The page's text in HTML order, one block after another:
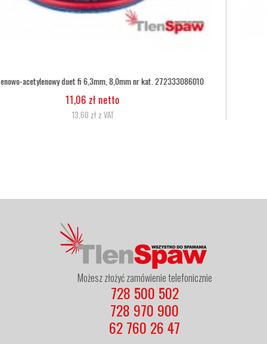
Wąż tlenowy fi 6,3
5,07 zł netto
6,24 zł z VAT
Możesz złożyć zamówienie telefonicznie
728 500 502
728 970 900
62 760 26 47